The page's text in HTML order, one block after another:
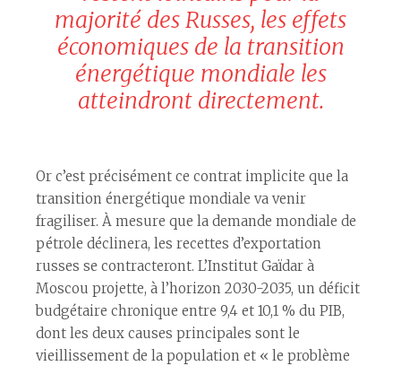
majorité des Russes, les effets
économiques de la transition
énergétique mondiale les
atteindront directement.
Or c’est précisément ce contrat implicite que la
transition énergétique mondiale va venir
fragiliser. À mesure que la demande mondiale de
pétrole déclinera, les recettes d’exportation
russes se contracteront. L’Institut Gaïdar à
Moscou projette, à l’horizon 2030-2035, un déficit
budgétaire chronique entre 9,4 et 10,1 % du PIB,
dont les deux causes principales sont le
vieillissement de la population et « le problème